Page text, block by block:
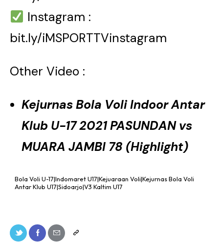
Instagram :
bit.ly/iMSPORTTVinstagram
Other Video :
Kejurnas Bola Voli Indoor Antar
Klub U-17 2021 PASUNDAN vs
MUARA JAMBI 78 (Highlight)
Bola Voli U-17|Indomaret U17|Kejuaraan Voli|Kejurnas Bola Voli
Antar Klub U17|Sidoarjo|V3 Kaltim U17